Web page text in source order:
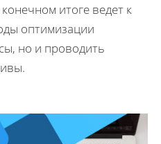
итоге ведет к
оптимизации
но и проводить